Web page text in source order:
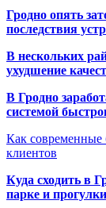
Гродно опять
последствия
В нескольких
ухудшение
В Гродно
системой
Как современные
клиентов
Куда сходить в
парке и